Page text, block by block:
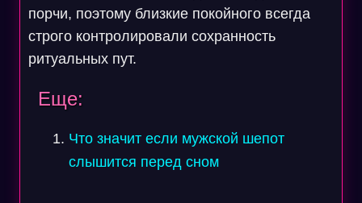
порчи, поэтому близкие покойного всегда
строго контролировали сохранность
ритуальных пут.
Еще:
Что значит если мужской шепот
слышится перед сном